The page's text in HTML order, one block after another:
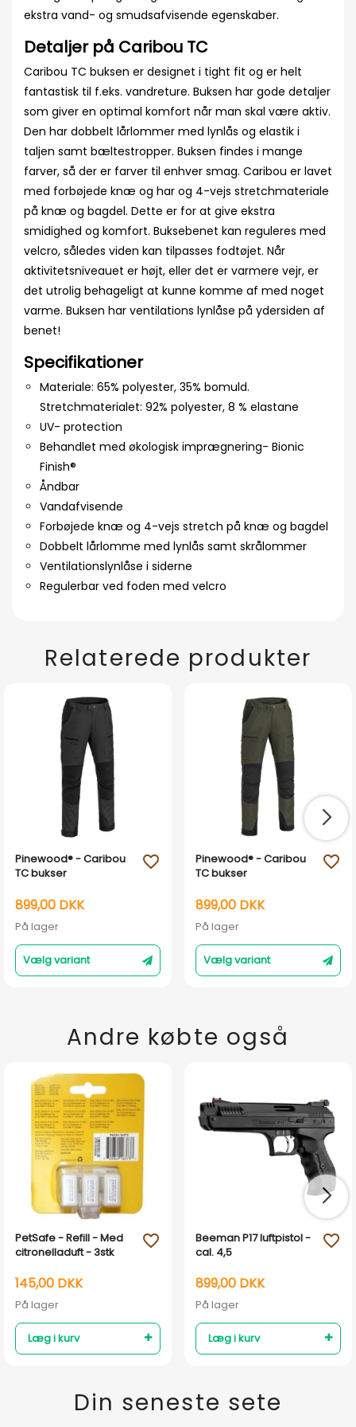
ekstra vand- og smudsafvisende egenskaber.
Detaljer på Caribou TC
Caribou TC buksen er designet i tight fit og er helt
fantastisk til f.eks. vandreture. Buksen har gode detaljer
som giver en optimal komfort når man skal være aktiv.
Den har dobbelt lårlommer med lynlås og elastik i
taljen samt bæltestropper. Buksen findes i mange
farver, så der er farver til enhver smag. Caribou er lavet
med forbøjede knæ og har og 4-vejs stretchmateriale
på knæ og bagdel. Dette er for at give ekstra
smidighed og komfort. Buksebenet kan reguleres med
velcro, således viden kan tilpasses fodtøjet. Når
aktivitetsniveauet er højt, eller det er varmere vejr, er
det utrolig behageligt at kunne komme af med noget
varme. Buksen har ventilations lynlåse på ydersiden af
benet!
Specifikationer
Materiale: 65% polyester, 35% bomuld.
Stretchmaterialet: 92% polyester, 8 % elastane
UV- protection
Behandlet med økologisk imprægnering- Bionic
Finish®
Åndbar
Vandafvisende
Forbøjede knæ og 4-vejs stretch på knæ og bagdel
Dobbelt lårlomme med lynlås samt skrålommer
Ventilationslynlåse i siderne
Regulerbar ved foden med velcro
Relaterede produkter
Pinewood® - Caribou
TC bukser
899,00 DKK
På lager
Vælg variant
favorite_outline
Pinewood® - Caribou
TC bukser
899,00 DKK
På lager
Vælg variant
favorite_outline
Andre købte også
PetSafe - Refill - Med
citronelladuft - 3stk
145,00 DKK
På lager
Læg i kurv
favorite_outline
Beeman P17 luftpistol -
cal. 4,5
899,00 DKK
På lager
Læg i kurv
favorite_outline
Din seneste sete